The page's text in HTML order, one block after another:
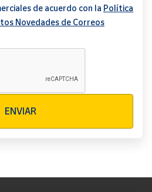
de acuerdo con la Política
Novedades de Correos
ENVIAR